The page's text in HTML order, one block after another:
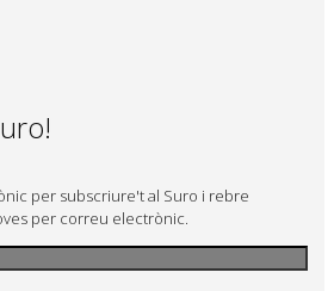
per subscriure't al Suro i rebre
per correu electrònic.